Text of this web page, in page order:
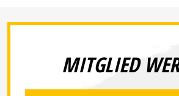
MITGLIED